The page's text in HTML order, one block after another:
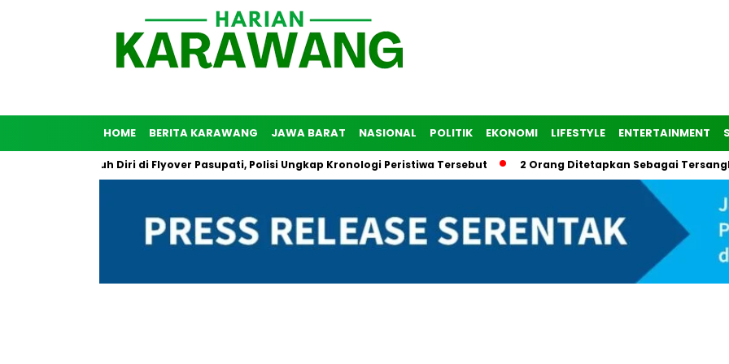
HOME BERITA KARAWANG JAWA BARAT NASIONAL POLITIK EKONOMI LIFESTYLE ENTERTAINMENT
Coba Bunuh Diri di Flyover Pasupati, Polisi Ungkap Kronologi Peristiwa Tersebut 2 Orang Ditetapkan Sebagai Tersangka